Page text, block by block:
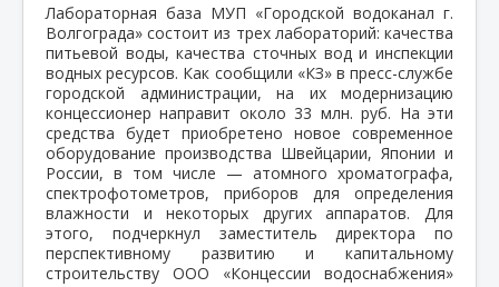
Лабораторная база МУП «Городской водоканал г.
Волгограда» состоит из трех лабораторий: качества
питьевой воды, качества сточных вод и инспекции
водных ресурсов. Как сообщили «КЗ» в пресс-службе
городской администрации, на их модернизацию
концессионер направит около 33 млн. руб. На эти
средства будет приобретено новое современное
оборудование производства Швейцарии, Японии и
России, в том числе — атомного хроматографа,
спектрофотометров, приборов для определения
влажности и некоторых других аппаратов. Для
этого, подчеркнул заместитель директора по
перспективному развитию и капитальному
строительству ООО «Концессии водоснабжения»